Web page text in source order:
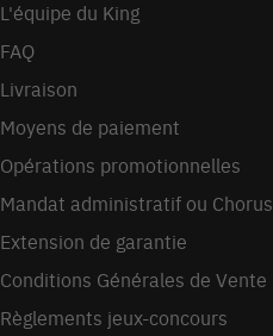
L'équipe du King
FAQ
Livraison
Moyens de paiement
Opérations promotionnelles
Mandat administratif ou Chorus
Extension de garantie
Conditions Générales de Vente
Règlements jeux-concours